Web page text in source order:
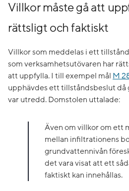
Villkor måste gå att
rättsligt och faktiskt
Villkor som meddelas i ett
som verksamhetsutövaren har
att uppfylla. I till exempel mål M
upphävdes ett tillståndsbeslut
var utredd. Domstolen uttalade:
Även om villkor om ett
mellan infiltrationens
grundvattennivån
det vara visat att ett
faktiskt kan innehållas.